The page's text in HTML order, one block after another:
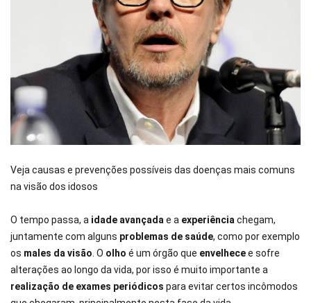
Veja causas e prevenções possíveis das doenças mais comuns
na visão dos idosos
O tempo passa, a idade avançada e a experiência chegam,
juntamente com alguns problemas de saúde, como por exemplo
os males da visão . O olho é um órgão que envelhecee sofre
alterações ao longo da vida, por isso é muito importante a
realização de exames periódicos para evitar certos incômodos